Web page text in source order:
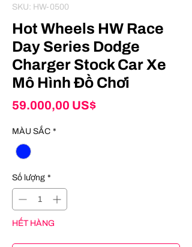
SKU: HW-0500
Hot Wheels HW Race
Day Series Dodge
Charger Stock Car Xe
Mô Hình Đồ Chơi
59.000,00 US$Giá
MÀU SẮC *
Số lượng *
HẾT HÀNG